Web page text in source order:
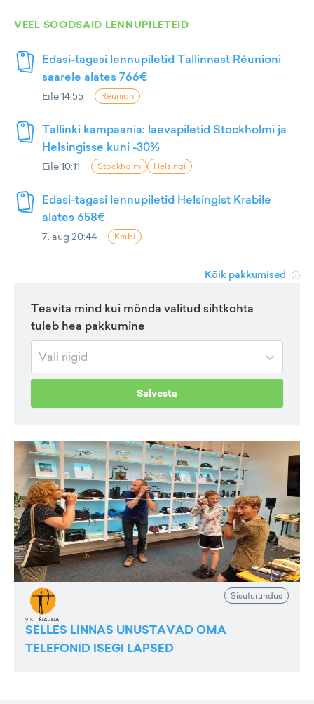
VEEL SOODSAID LENNUPILETEID
Edasi-tagasi lennupiletid Tallinnast Réunioni
saarele alates 766€
Eile 14:55 Reunion
Tallinki kampaania: laevapiletid Stockholmi ja
Helsingisse kuni -30%
Eile 10:11 Stockholm Helsingi
Edasi-tagasi lennupiletid Helsingist Krabile
alates 658€
7. aug 20:44 Krabi
Kõik pakkumised
Teavita mind kui mõnda valitud sihtkohta
tuleb hea pakkumine
Vali riigid
Salvesta
Sisuturundus
SELLES LINNAS UNUSTAVAD OMA
TELEFONID ISEGI LAPSED